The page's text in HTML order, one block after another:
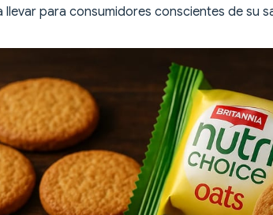
llevar para consumidores conscientes de su